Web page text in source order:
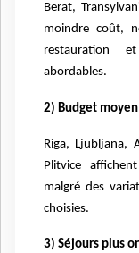
Berat,
moindre coût,
restauration
abordables.
2) Budget moyen
Riga, Ljubljana,
Plitvice
malgré des
choisies.
3) Séjours plus